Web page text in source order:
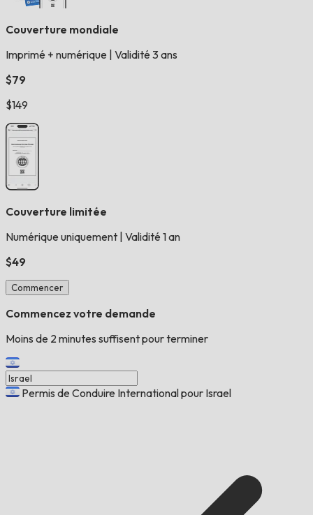
Couverture mondiale
Imprimé + numérique Validité 3 ans
$79
$149
Couverture limitée
Numérique uniquement Validité 1 an
$49
Commencer
Commencez votre demande
Moins de 2 minutes suffisent pour terminer
Permis de Conduire International pour Israel